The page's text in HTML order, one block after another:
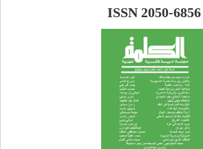
ISSN 2050-6856